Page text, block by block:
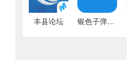
丰县论坛 银色子弹论坛